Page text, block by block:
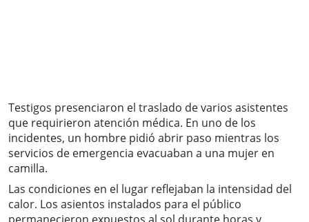
Testigos presenciaron el traslado de varios asistentes
que requirieron atención médica. En uno de los
incidentes, un hombre pidió abrir paso mientras los
servicios de emergencia evacuaban a una mujer en
camilla.
Las condiciones en el lugar reflejaban la intensidad del
calor. Los asientos instalados para el público